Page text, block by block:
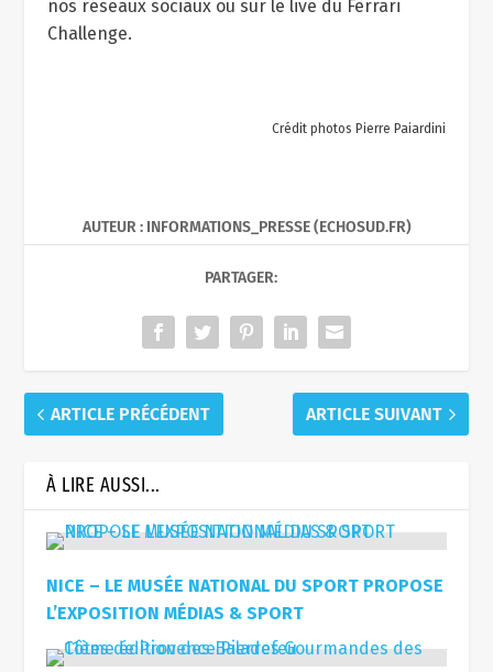
nos réseaux sociaux ou sur le live du Ferrari
Challenge.
Crédit photos Pierre Paiardini
AUTEUR : INFORMATIONS_PRESSE (ECHOSUD.FR)
PARTAGER:
ARTICLE PRÉCÉDENT ARTICLE SUIVANT
À LIRE AUSSI...
NICE – LE MUSÉE NATIONAL DU SPORT PROPOSE
L’EXPOSITION MÉDIAS & SPORT